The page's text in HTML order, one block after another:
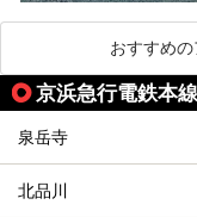
おすすめ
京浜急行電鉄本
泉岳寺
北品川